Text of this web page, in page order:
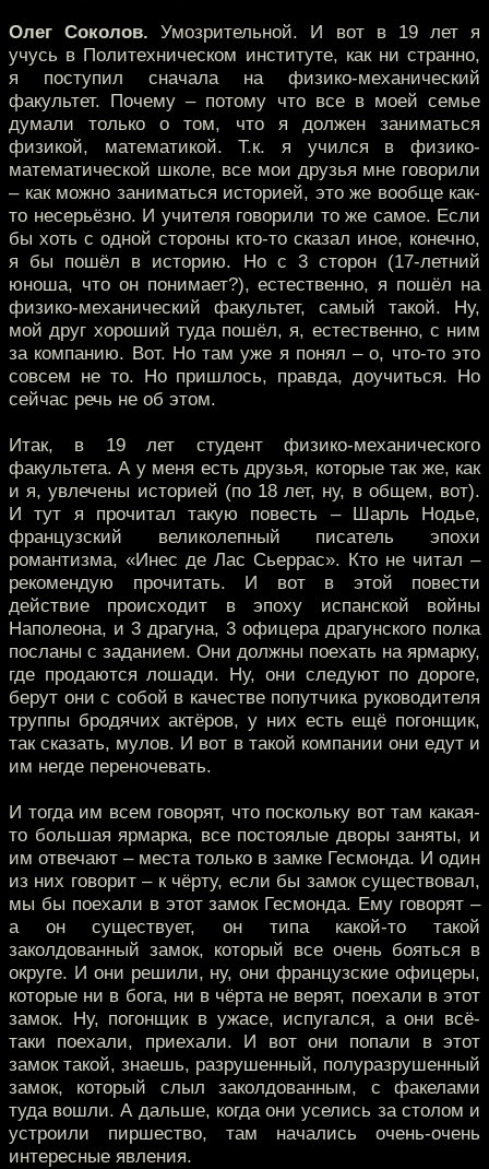
Олег Соколов. Умозрительной. И вот в 19 лет я
учусь в Политехническом институте, как ни странно,
я поступил сначала на физико-механический
факультет. Почему – потому что все в моей семье
думали только о том, что я должен заниматься
физикой, математикой. Т.к. я учился в физико-
математической школе, все мои друзья мне говорили
– как можно заниматься историей, это же вообще как-
то несерьёзно. И учителя говорили то же самое. Если
бы хоть с одной стороны кто-то сказал иное, конечно,
я бы пошёл в историю. Но с 3 сторон (17-летний
юноша, что он понимает?), естественно, я пошёл на
физико-механический факультет, самый такой. Ну,
мой друг хороший туда пошёл, я, естественно, с ним
за компанию. Вот. Но там уже я понял – о, что-то это
совсем не то. Но пришлось, правда, доучиться. Но
сейчас речь не об этом.
Итак, в 19 лет студент физико-механического
факультета. А у меня есть друзья, которые так же, как
и я, увлечены историей (по 18 лет, ну, в общем, вот).
И тут я прочитал такую повесть – Шарль Нодье,
французский великолепный писатель эпохи
романтизма, «Инес де Лас Сьеррас». Кто не читал –
рекомендую прочитать. И вот в этой повести
действие происходит в эпоху испанской войны
Наполеона, и 3 драгуна, 3 офицера драгунского полка
посланы с заданием. Они должны поехать на ярмарку,
где продаются лошади. Ну, они следуют по дороге,
берут они с собой в качестве попутчика руководителя
труппы бродячих актёров, у них есть ещё погонщик,
так сказать, мулов. И вот в такой компании они едут и
им негде переночевать.
И тогда им всем говорят, что поскольку вот там какая-
то большая ярмарка, все постоялые дворы заняты, и
им отвечают – места только в замке Гесмонда. И один
из них говорит – к чёрту, если бы замок существовал,
мы бы поехали в этот замок Гесмонда. Ему говорят –
а он существует, он типа какой-то такой
заколдованный замок, который все очень бояться в
округе. И они решили, ну, они французские офицеры,
которые ни в бога, ни в чёрта не верят, поехали в этот
замок. Ну, погонщик в ужасе, испугался, а они всё-
таки поехали, приехали. И вот они попали в этот
замок такой, знаешь, разрушенный, полуразрушенный
замок, который слыл заколдованным, с факелами
туда вошли. А дальше, когда они уселись за столом и
устроили пиршество, там начались очень-очень
интересные явления.